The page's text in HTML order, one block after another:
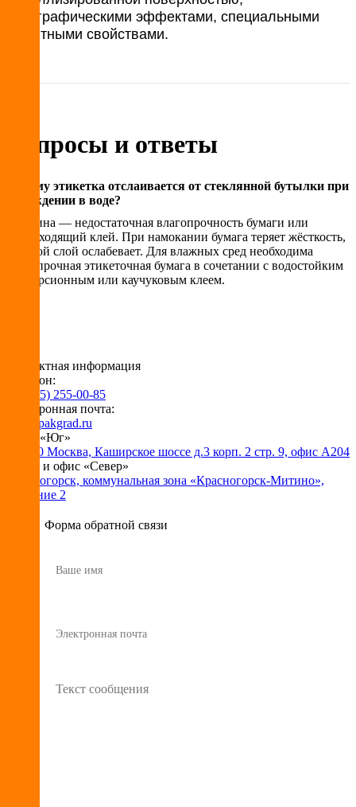
голографическими эффектами, специальными
защитными свойствами.
Вопросы и ответы
Почему этикетка отслаивается от стеклянной бутылки при
охлаждении в воде?
Причина — недостаточная влагопрочность бумаги или
неподходящий клей. При намокании бумага теряет жёсткость,
клеевой слой ослабевает. Для влажных сред необходима
влагопрочная этикеточная бумага в сочетании с водостойким
дисперсионным или каучуковым клеем.
Контактная информация
Телефон:
+7 (495) 255-00-85
Электронная почта:
info@pakgrad.ru
Офис «Юг»
115230 Москва, Каширское шоссе д.3 корп. 2 стр. 9, офис А204
Склад и офис «Север»
Красногорск, коммунальная зона «Красногорск-Митино»,
владение 2
Форма обратной связи